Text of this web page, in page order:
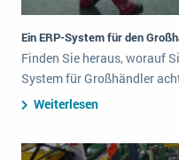
Ein ERP-System für den
Finden Sie heraus, worauf
System für Großhändler
Weiterlesen